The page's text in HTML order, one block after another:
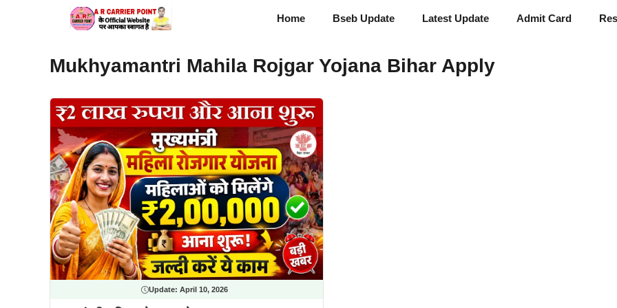
Home Bseb Update Latest Update Admit Card
Mukhyamantri Mahila Rojgar Yojana Bihar Apply
Update:April 10, 2026